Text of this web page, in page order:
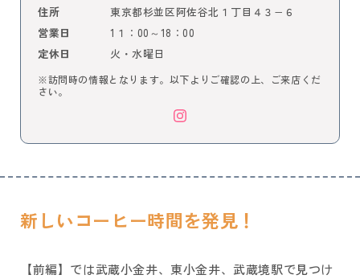
住所 東京都杉並区阿佐谷北１丁目４３−６
営業日 1１：00～18：00
定休日 火・水曜日
※訪問時の情報となります。以下よりご確認の上、ご来店くだ
さい。
新しいコーヒー時間を発見！
【前編】では武蔵小金井、東小金井、武蔵境駅で見つけ